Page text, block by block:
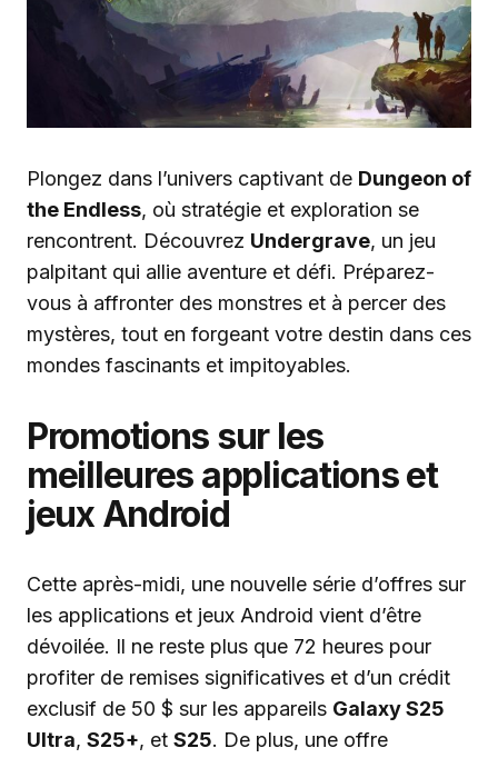
Plongez dans l’univers captivant de Dungeon of
the Endless, où stratégie et exploration se
rencontrent. Découvrez Undergrave, un jeu
palpitant qui allie aventure et défi. Préparez-
vous à affronter des monstres et à percer des
mystères, tout en forgeant votre destin dans ces
mondes fascinants et impitoyables.
Promotions sur les
meilleures applications et
jeux Android
Cette après-midi, une nouvelle série d’offres sur
les applications et jeux Android vient d’être
dévoilée. Il ne reste plus que 72 heures pour
profiter de remises significatives et d’un crédit
exclusif de 50 $ sur les appareils Galaxy S25
Ultra, S25+, et S25. De plus, une offre